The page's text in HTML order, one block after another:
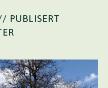
PUBLISERT